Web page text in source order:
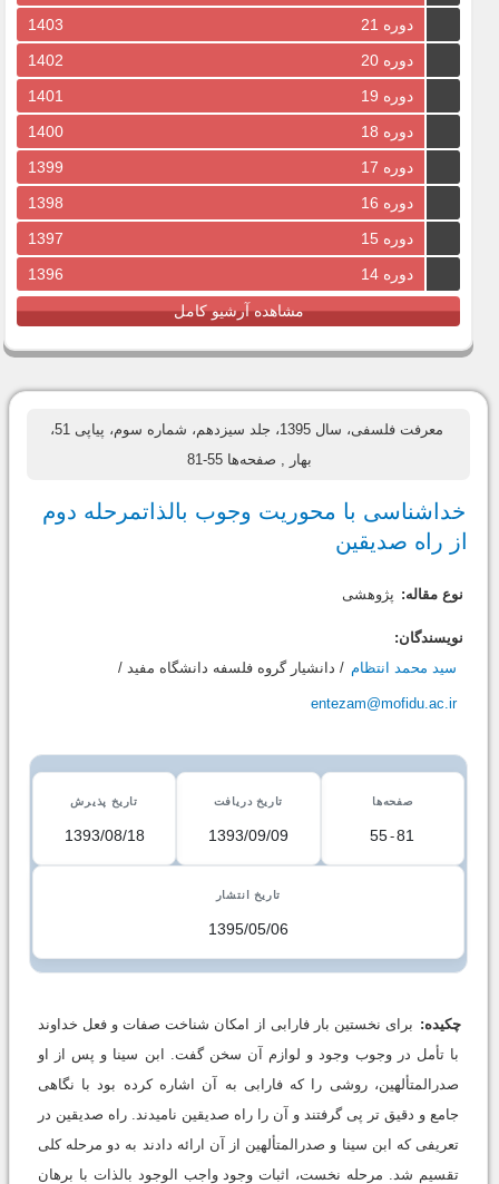
دوره 21
1403
دوره 20
1402
دوره 19
1401
دوره 18
1400
دوره 17
1399
دوره 16
1398
دوره 15
1397
دوره 14
1396
مشاهده آرشیو کامل
معرفت فلسفی، سال 1395، جلد سیزدهم، شماره سوم، پیاپی 51،
بهار , صفحه‌ها 55-81
خداشناسى با محوریت وجوب بالذاتمرحله دوم
از راه صدیقین
نوع مقاله: پژوهشی
نویسندگان:
سید محمد انتظام / دانشیار گروه فلسفه دانشگاه مفید /
entezam@mofidu.ac.ir
صفحه‌ها
55-81
تاریخ دریافت
1393/09/09
تاریخ پذیرش
1393/08/18
تاریخ انتشار
1395/05/06
چکیده: براى نخستین بار فارابى از امکان شناخت صفات و فعل خداوند
با تأمل در وجوب وجود و لوازم آن سخن گفت. ابن سینا و پس از او
صدرالمتألهین، روشى را که فارابى به آن اشاره کرده بود با نگاهى
جامع و دقیق تر پى گرفتند و آن را راه صدیقین نامیدند. راه صدیقین در
تعریفى که ابن سینا و صدرالمتألهین از آن ارائه دادند به دو مرحله کلى
تقسیم شد. مرحله نخست، اثبات وجود واجب الوجود بالذات با برهان